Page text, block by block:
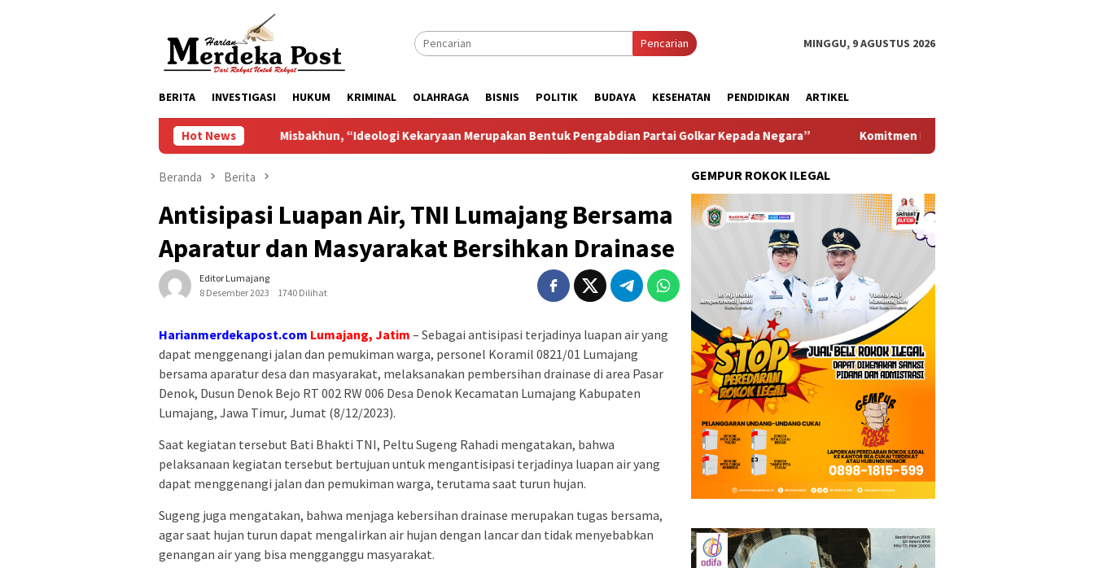
Pencarian MINGGU, 9 AGUSTUS 2026
BERITA INVESTIGASI HUKUM KRIMINAL OLAHRAGA BISNIS POLITIK BUDAYA KESEHATAN PENDIDIKAN ARTIKEL
Hot News
Misbakhun, “Ideologi Kekaryaan Merupakan Bentuk Pengabdian Partai Golkar Kepada Negara” Komitmen Pemkab Pasuruan Meningkatkan Pelayanan
Beranda Berita
Antisipasi Luapan Air, TNI Lumajang Bersama
Aparatur dan Masyarakat Bersihkan Drainase
Editor Lumajang
8 Desember 2023
1740 Dilihat
Harianmerdekapost.com Lumajang, Jatim – Sebagai antisipasi terjadinya luapan air yang
dapat menggenangi jalan dan pemukiman warga, personel Koramil 0821/01 Lumajang
bersama aparatur desa dan masyarakat, melaksanakan pembersihan drainase di area Pasar
Denok, Dusun Denok Bejo RT 002 RW 006 Desa Denok Kecamatan Lumajang Kabupaten
Lumajang, Jawa Timur, Jumat (8/12/2023).
Saat kegiatan tersebut Bati Bhakti TNI, Peltu Sugeng Rahadi mengatakan, bahwa
pelaksanaan kegiatan tersebut bertujuan untuk mengantisipasi terjadinya luapan air yang
dapat menggenangi jalan dan pemukiman warga, terutama saat turun hujan.
Sugeng juga mengatakan, bahwa menjaga kebersihan drainase merupakan tugas bersama,
agar saat hujan turun dapat mengalirkan air hujan dengan lancar dan tidak menyebabkan
genangan air yang bisa mengganggu masyarakat.
GEMPUR ROKOK ILEGAL